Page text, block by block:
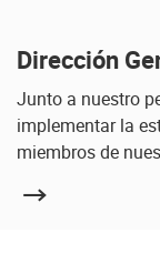
Dirección
Junto a nuestro
implementar la
miembros de